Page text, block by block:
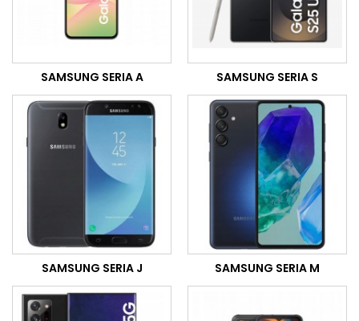
SAMSUNG SERIA A SAMSUNG SERIA S
SAMSUNG SERIA J SAMSUNG SERIA M